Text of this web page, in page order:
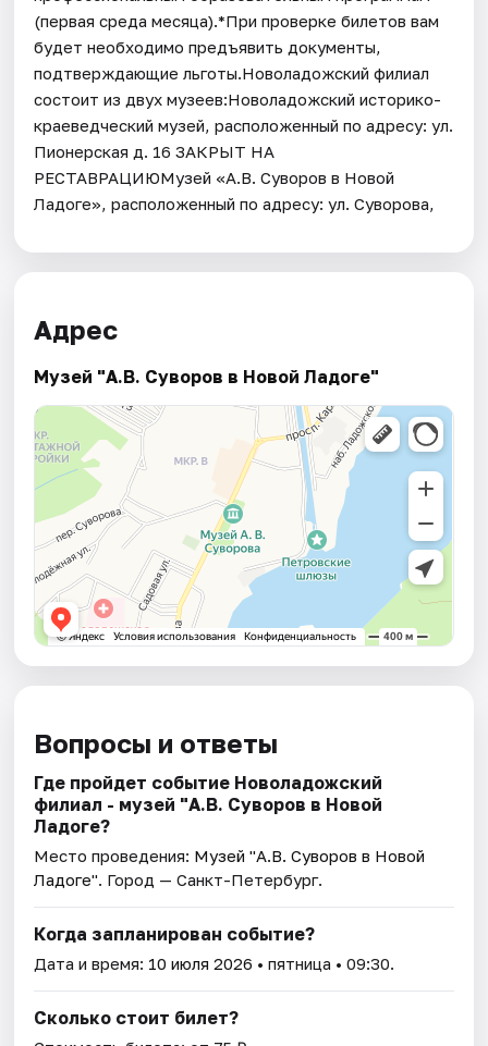
(первая среда месяца).*При проверке билетов вам
будет необходимо предъявить документы,
подтверждающие льготы.Новоладожский филиал
состоит из двух музеев:Новоладожский историко-
краеведческий музей, расположенный по адресу: ул.
Пионерская д. 16 ЗАКРЫТ НА
РЕСТАВРАЦИЮМузей «А.В. Суворов в Новой
Ладоге», расположенный по адресу: ул. Суворова,
Адрес
Музей "А.В. Суворов в Новой Ладоге"
Вопросы и ответы
Где пройдет событие Новоладожский
филиал - музей "А.В. Суворов в Новой
Ладоге?
Место проведения: Музей "А.В. Суворов в Новой
Ладоге". Город — Санкт-Петербург.
Когда запланирован событие?
Дата и время: 10 июля 2026 • пятница • 09:30.
Сколько стоит билет?